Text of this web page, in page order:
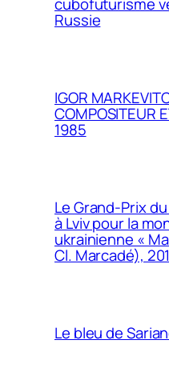
Russie
IGOR
COMPOSITEUR
1985
Le Grand-Prix
à Lviv pour la
ukrainienne «
Cl. Marcadé),
Le bleu de